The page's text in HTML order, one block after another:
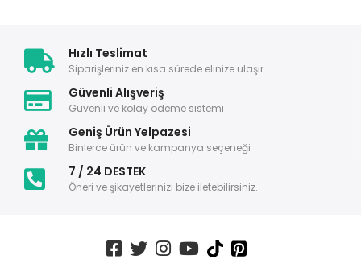
Hızlı Teslimat
Siparişleriniz en kısa sürede elinize ulaşır.
Güvenli Alışveriş
Güvenli ve kolay ödeme sistemi
Geniş Ürün Yelpazesi
Binlerce ürün ve kampanya seçeneği
7 / 24 DESTEK
Öneri ve şikayetlerinizi bize iletebilirsiniz.